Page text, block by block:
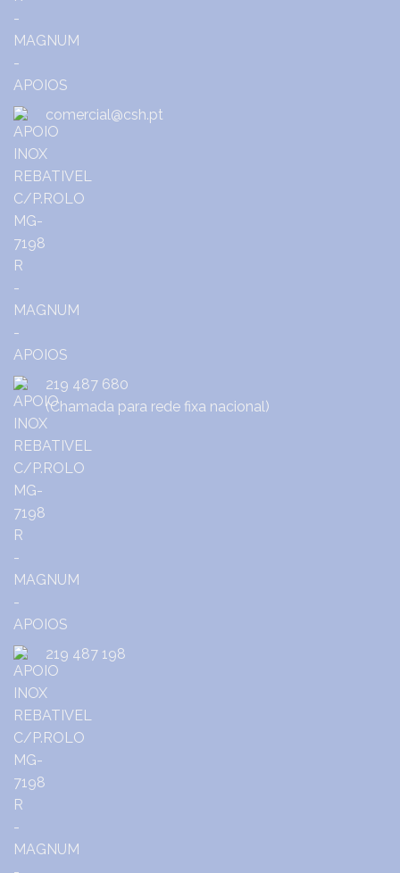
comercial@csh.pt
219 487 680
(Chamada para rede fixa nacional)
219 487 198